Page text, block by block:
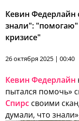
Кевин
знали":
кризисе"
26 октября 2025 | 00:40
Кевин Федерлайн
пытался помочь»
Спирс своими
думали, что